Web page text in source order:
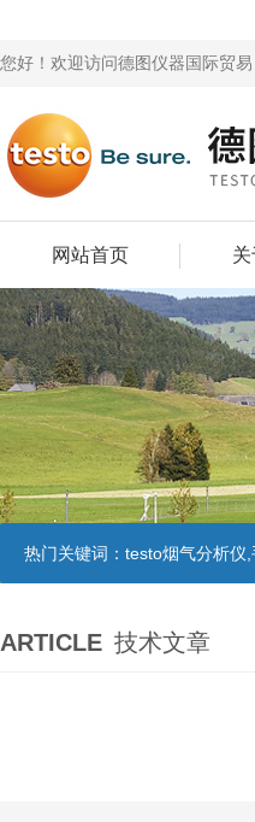
您好！欢迎访问德图仪器国际贸
网站首页
热门关键词： testo烟气分析仪
ARTICLE 技术文章